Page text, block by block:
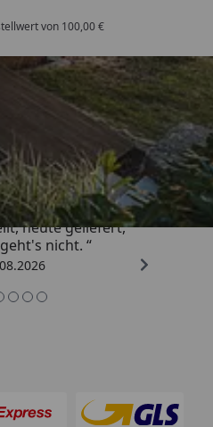
von 100,00 €
Shops
4,81/ 5
nicht. “